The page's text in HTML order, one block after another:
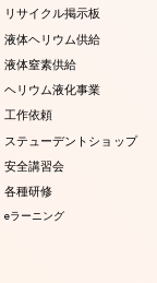
リサイクル掲示板
液体ヘリウム供給
液体窒素供給
ヘリウム液化事業
工作依頼
ステューデントショップ
安全講習会
各種研修
eラーニング